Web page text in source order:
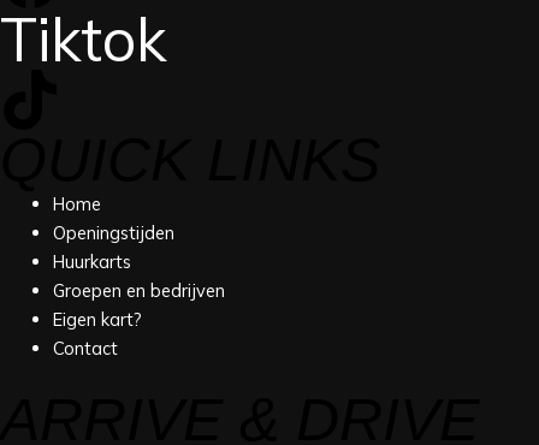
Tiktok
Home
Openingstijden
Huurkarts
Groepen en bedrijven
Eigen kart?
Contact